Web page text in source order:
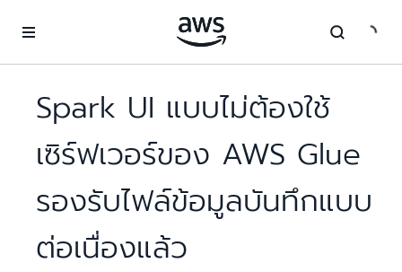
Spark UI แบบไม่ต้องใช้
เซิร์ฟเวอร์ของ AWS Glue
รองรับไฟล์ข้อมูลบันทึกแบบ
ต่อเนื่องแล้ว